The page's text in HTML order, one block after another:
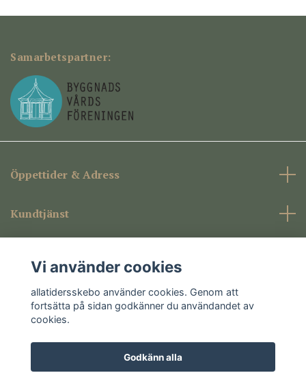
Samarbetspartner:
Öppettider & Adress
Kundtjänst
Sociala medier
Vi använder cookies
allatidersskebo använder cookies. Genom att
fortsätta på sidan godkänner du användandet av
cookies.
Godkänn alla